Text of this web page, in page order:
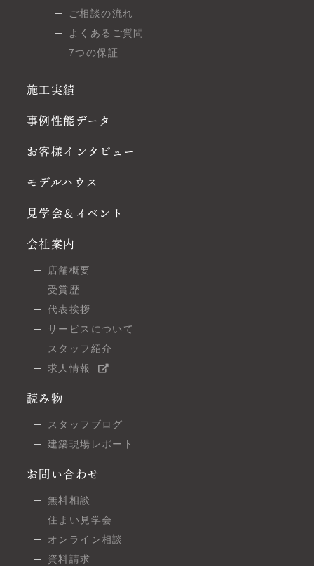
ご相談の流れ
よくあるご質問
7つの保証
施工実績
事例性能データ
お客様インタビュー
モデルハウス
見学会＆イベント
会社案内
店舗概要
受賞歴
代表挨拶
サービスについて
スタッフ紹介
求人情報
読み物
スタッフブログ
建築現場レポート
お問い合わせ
無料相談
住まい見学会
オンライン相談
資料請求